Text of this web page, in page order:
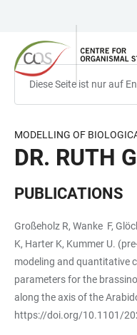
LINKS
ZUR
BARRIEREFREIHEIT
HAUPTINHALT
ÖFFNEN
ÖFFNEN
Diese Seite ist nur auf
MODELLING OF
DR. RUTH
PUBLICATIONS
Großeholz R, Wanke F,
K, Harter K, Kummer U.
modeling and quantitative
parameters for the
along the axis of the
https://doi.org/10.1101/